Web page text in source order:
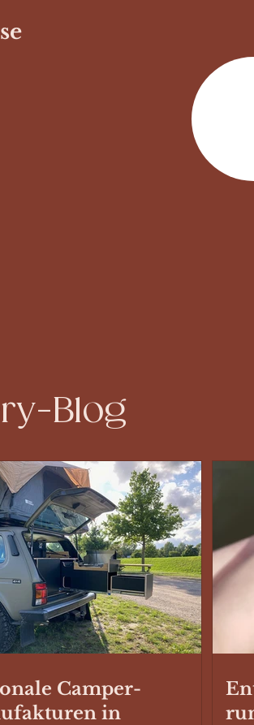
Blog
Camper-
in